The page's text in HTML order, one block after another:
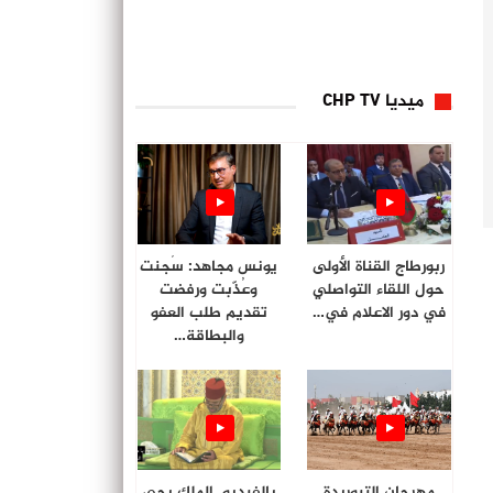
ميديا CHP TV
ربورطاج القناة الأولى
حول اللقاء التواصلي
في دور الاعلام في…
يونس مجاهد: سُجنت
وعُذّبت ورفضت
تقديم طلب العفو
والبطاقة…